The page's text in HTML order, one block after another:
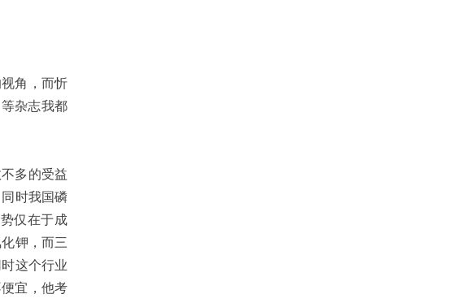
角，而忻
杂志我都
多的受益
时我国磷
仅在于成
钾，而三
这个行业
宜，他考